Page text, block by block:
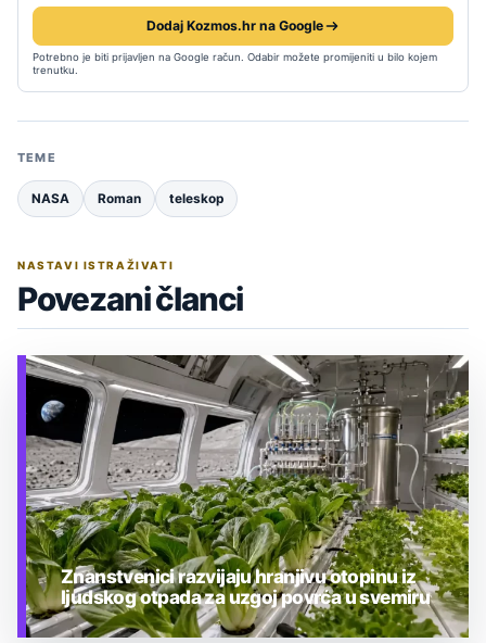
Dodaj Kozmos.hr na Google
Potrebno je biti prijavljen na Google račun. Odabir možete promijeniti u bilo kojem
trenutku.
TEME
NASA Roman teleskop
NASTAVI ISTRAŽIVATI
Povezani članci
Znanstvenici razvijaju hranjivu otopinu iz
ljudskog otpada za uzgoj povrća u svemiru